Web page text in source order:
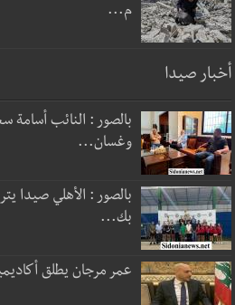
م...
أخبار صيدا
بالصور : النائب
وغسان...
بالصور : الأهلي صيدا
بك...
عمر مرجان يطلق